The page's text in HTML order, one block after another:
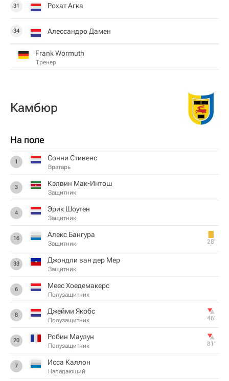
31 Рохат Агка
34 Алессандро Дамен
Frank Wormuth
Тренер
Камбюр
На поле
1 Сонни Стивенс
Вратарь
3 Кэлвин Мак-Интош
Защитник
4 Эрик Шоутен
Защитник
16 Алекс Бангура
Защитник 28‎’‎
33 Джондли ван дер Мер
Защитник
6 Меес Хоедемакерс
Полузащитник
8 Джейми Якобс
Полузащитник 46‎’‎
20 Робин Маулун
Полузащитник 81‎’‎
7 Исса Каллон
Нападающий